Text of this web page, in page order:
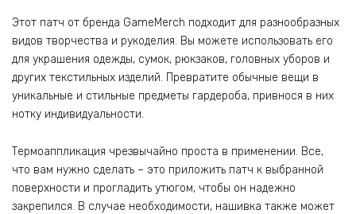
Этот патч от бренда GameMerch подходит для разнообразных
видов творчества и рукоделия. Вы можете использовать его
для украшения одежды, сумок, рюкзаков, головных уборов и
других текстильных изделий. Превратите обычные вещи в
уникальные и стильные предметы гардероба, привнося в них
нотку индивидуальности.
Термоаппликация чрезвычайно проста в применении. Все,
что вам нужно сделать – это приложить патч к выбранной
поверхности и прогладить утюгом, чтобы он надежно
закрепился. В случае необходимости, нашивка также может